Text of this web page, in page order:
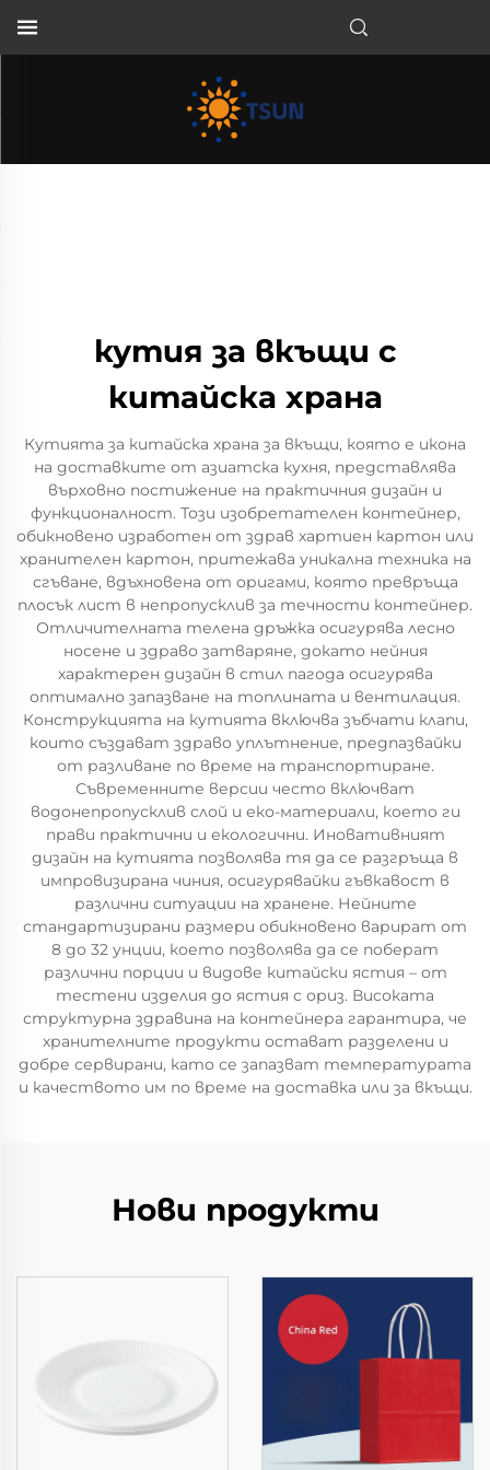
кутия за вкъщи с
китайска храна
Кутията за китайска храна за вкъщи, която е икона
на доставките от азиатска кухня, представлява
върховно постижение на практичния дизайн и
функционалност. Този изобретателен контейнер,
обикновено изработен от здрав хартиен картон или
хранителен картон, притежава уникална техника на
сгъване, вдъхновена от оригами, която превръща
плосък лист в непропусклив за течности контейнер.
Отличителната телена дръжка осигурява лесно
носене и здраво затваряне, докато нейния
характерен дизайн в стил пагода осигурява
оптимално запазване на топлината и вентилация.
Конструкцията на кутията включва зъбчати клапи,
които създават здраво уплътнение, предпазвайки
от разливане по време на транспортиране.
Съвременните версии често включват
водонепропусклив слой и еко-материали, което ги
прави практични и екологични. Иновативният
дизайн на кутията позволява тя да се разгръща в
импровизирана чиния, осигурявайки гъвкавост в
различни ситуации на хранене. Нейните
стандартизирани размери обикновено варират от
8 до 32 унции, което позволява да се поберат
различни порции и видове китайски ястия – от
тестени изделия до ястия с ориз. Високата
структурна здравина на контейнера гарантира, че
хранителните продукти остават разделени и
добре сервирани, като се запазват температурата
и качеството им по време на доставка или за вкъщи.
Нови продукти